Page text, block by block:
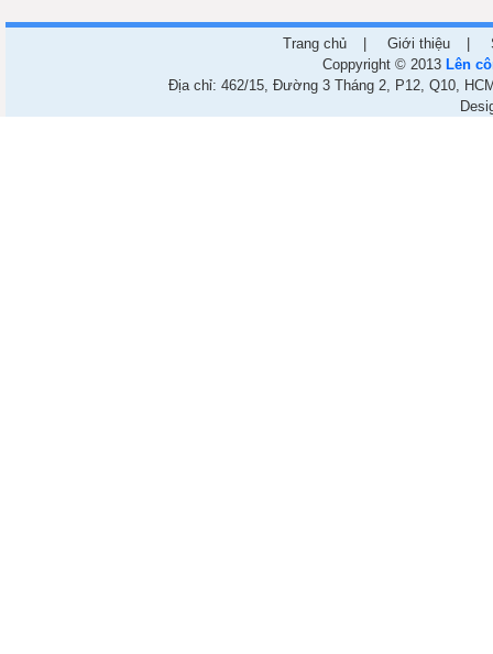
Trang chủ Giới thiệu
Coppyright © 2013 Lên
Địa chỉ: 462/15, Đường 3 Tháng 2, P12, Q10,